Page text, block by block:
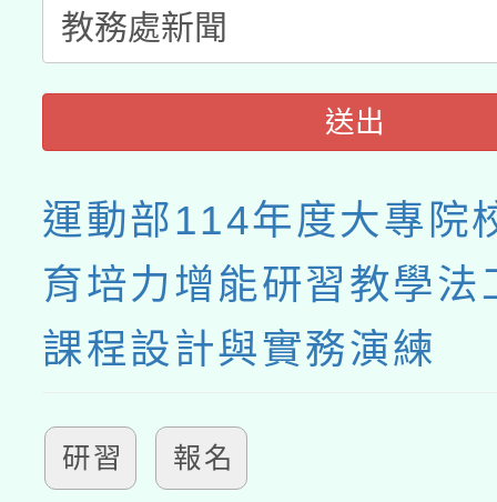
送出
運動部114年度大專院
育培力增能研習教學
課程設計與實務演練
研習 報名